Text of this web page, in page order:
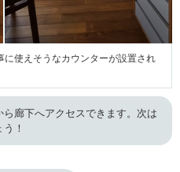
使えそうなカウンターが設置され
廊下へアクセスできます。次は
！